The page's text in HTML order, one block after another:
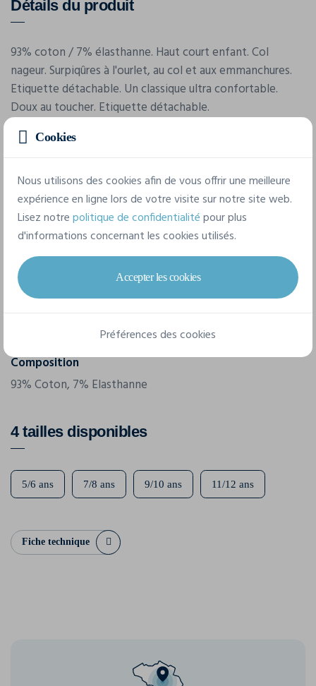
Détails du produit
93% coton / 7% élasthanne. Haut court enfant. Col
nageur. Surpiqûres à l'ourlet, au col et aux emmanchures.
Etiquette détachable. Un classique ultra confortable.
Doux au toucher. Etiquette détachable.
Caractéristiques
Marque
Skinnifit
Référence
SM106
Grammage
Composition
93% Coton, 7% Elasthanne
4 tailles disponibles
5/6 ans 7/8 ans 9/10 ans 11/12 ans
Fiche technique
Cookies
Nous utilisons des cookies afin de vous offrir une meilleure
expérience en ligne lors de votre visite sur notre site web.
Lisez notrepolitique de confidentialitépour plus
d'informations concernant les cookies utilisés.
Accepter les cookies
Préférences des cookies